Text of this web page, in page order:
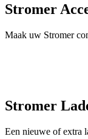
Stromer
Maak uw Stromer
Stromer
Een nieuwe of extra